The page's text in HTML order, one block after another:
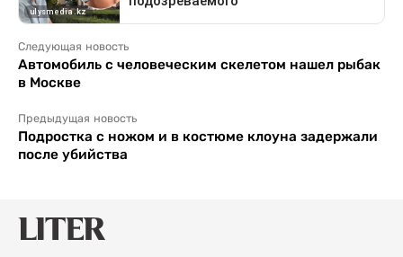
Следующая новость
Автомобиль с человеческим скелетом нашел рыбак
в Москве
Предыдущая новость
Подростка с ножом и в костюме клоуна задержали
после убийства